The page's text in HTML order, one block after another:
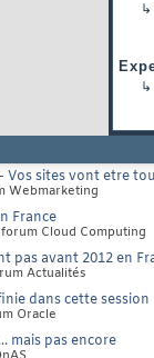
↳
↳
Vos sites vont etre
Webmarketing
France
Cloud Computing
pas avant 2012 en
Actualités
dans cette session
Oracle
mais pas encore